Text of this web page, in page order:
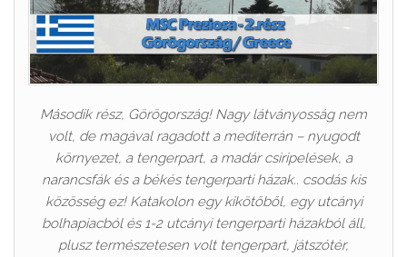
Második rész, Görögország! Nagy látványosság nem
volt, de magával ragadott a mediterrán – nyugodt
környezet, a tengerpart, a madár csiripelések, a
narancsfák és a békés tengerparti házak.. csodás kis
közösség ez! Katakolon egy kikötőből, egy utcányi
bolhapiacból és 1-2 utcányi tengerparti házakból áll,
plusz természetesen volt tengerpart, játszótér,